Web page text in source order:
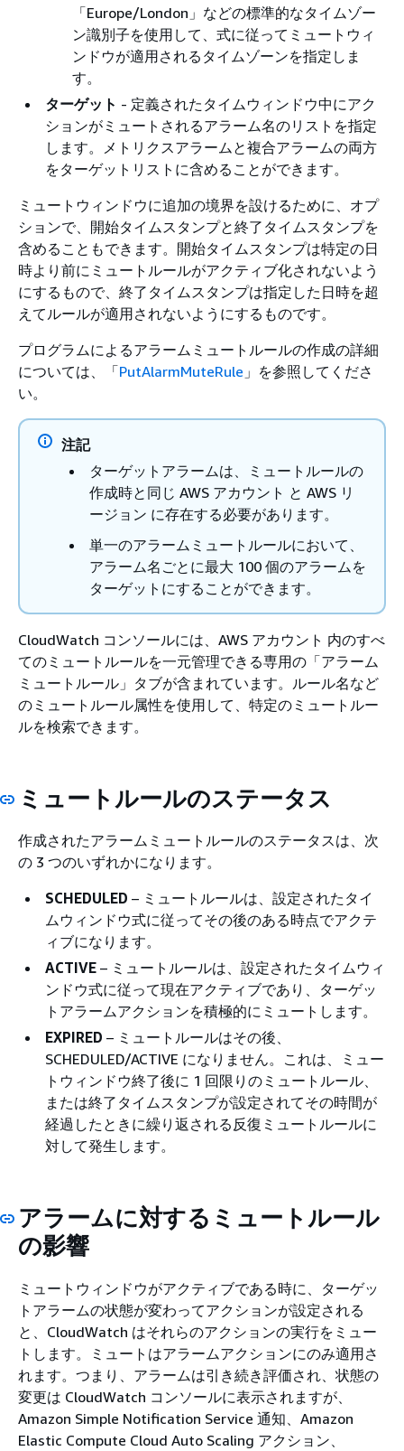
「Europe/London」などの標準的なタイムゾー
ン識別子を使用して、式に従ってミュートウィ
ンドウが適用されるタイムゾーンを指定しま
す。
ターゲット - 定義されたタイムウィンドウ中にアク
ションがミュートされるアラーム名のリストを指定
します。メトリクスアラームと複合アラームの両方
をターゲットリストに含めることができます。
ミュートウィンドウに追加の境界を設けるために、オプ
ションで、開始タイムスタンプと終了タイムスタンプを
含めることもできます。開始タイムスタンプは特定の日
時より前にミュートルールがアクティブ化されないよう
にするもので、終了タイムスタンプは指定した日時を超
えてルールが適用されないようにするものです。
プログラムによるアラームミュートルールの作成の詳細
については、「PutAlarmMuteRule 」を参照してくださ
い。
注記
ターゲットアラームは、ミュートルールの
作成時と同じ AWS アカウント と AWS リ
ージョン に存在する必要があります。
単一のアラームミュートルールにおいて、
アラーム名ごとに最大 100 個のアラームを
ターゲットにすることができます。
CloudWatch コンソールには、AWS アカウント 内のすべ
てのミュートルールを一元管理できる専用の「アラーム
ミュートルール」タブが含まれています。ルール名など
のミュートルール属性を使用して、特定のミュートルー
ルを検索できます。
ミュートルールのステータス
作成されたアラームミュートルールのステータスは、次
の 3 つのいずれかになります。
SCHEDULED – ミュートルールは、設定されたタイ
ムウィンドウ式に従ってその後のある時点でアクテ
ィブになります。
ACTIVE – ミュートルールは、設定されたタイムウィ
ンドウ式に従って現在アクティブであり、ターゲッ
トアラームアクションを積極的にミュートします。
EXPIRED – ミュートルールはその後、
SCHEDULED/ACTIVE になりません。これは、ミュー
トウィンドウ終了後に 1 回限りのミュートルール、
または終了タイムスタンプが設定されてその時間が
経過したときに繰り返される反復ミュートルールに
対して発生します。
アラームに対するミュートルール
の影響
ミュートウィンドウがアクティブである時に、ターゲッ
トアラームの状態が変わってアクションが設定される
と、CloudWatch はそれらのアクションの実行をミュー
トします。ミュートはアラームアクションにのみ適用さ
れます。つまり、アラームは引き続き評価され、状態の
変更は CloudWatch コンソールに表示されますが、
Amazon Simple Notification Service 通知、Amazon
Elastic Compute Cloud Auto Scaling アクション、